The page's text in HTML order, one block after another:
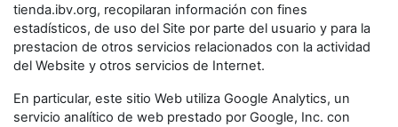
tienda.ibv.org, recopilaran información con fines
estadísticos, de uso del Site por parte del usuario y para la
prestacion de otros servicios relacionados con la actividad
del Website y otros servicios de Internet.
En particular, este sitio Web utiliza Google Analytics, un
servicio analítico de web prestado por Google, Inc. con